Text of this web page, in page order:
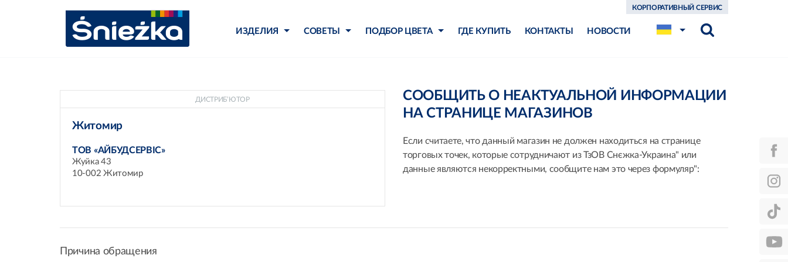
ИЗДЕЛИЯ СОВЕТЫ ПОДБОР ЦВЕТА ГДЕ КУПИТЬ КОНТАКТЫ НОВОСТИ
КОРПОРАТИВНЫЙ СЕРВИС
ДИСТРИБ’ЮТОР
Житомир
ТОВ «АЙБУДСЕРВІС»
Жуйка 43
10-002 Житомир
СООБЩИТЬ О НЕАКТУАЛЬНОЙ ИНФОРМАЦИИ
НА СТРАНИЦЕ МАГАЗИНОВ
Если считаете, что данный магазин не должен находиться на странице
торговых точек, которые сотрудничают из ТзОВ Снєжка-Украина" или
данные являются некорректными, сообщите нам это через формуляр":
Причина обращения